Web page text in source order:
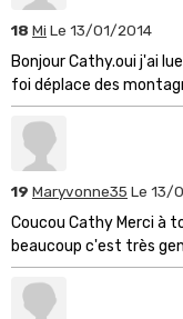
18 Mi Le 13/01/2014
Bonjour Cathy.oui j'ai
foi déplace des
19 Maryvonne35 Le 13/
Coucou Cathy Merci à
beaucoup c'est très